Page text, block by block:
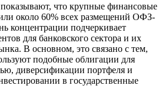
что крупные финансовые
около 60% всех размещений ОФЗ-
концентрации подчеркивает
для банковского сектора и их
В основном, это связано с тем,
подобные облигации для
диверсификации портфеля и
в государственные